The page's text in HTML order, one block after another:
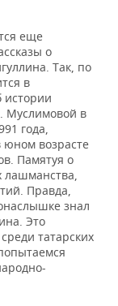
еще
о
Так, по
в
истории
Муслимовой в
года,
юном возрасте
Памятуя о
лашманства,
Правда,
знал
Это
татарских